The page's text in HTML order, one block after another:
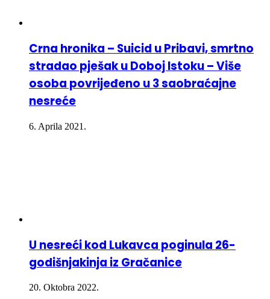
Crna hronika – Suicid u Pribavi, smrtno
stradao pješak u Doboj Istoku – Više
osoba povrijeđeno u 3 saobraćajne
nesreće
6. Aprila 2021.
U nesreći kod Lukavca poginula 26-
godišnjakinja iz Gračanice
20. Oktobra 2022.